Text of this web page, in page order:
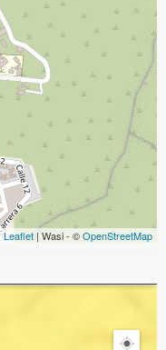
Leaflet | Wasi - ©OpenStreetMap